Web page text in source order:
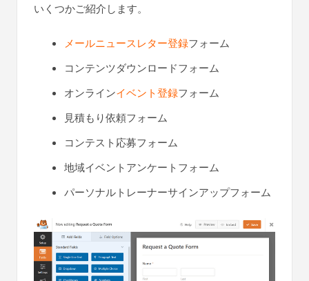
いくつかご紹介します。
メールニュースレター登録フォーム
コンテンツダウンロードフォーム
オンラインイベント登録フォーム
見積もり依頼フォーム
コンテスト応募フォーム
地域イベントアンケートフォーム
パーソナルトレーナーサインアップフォーム